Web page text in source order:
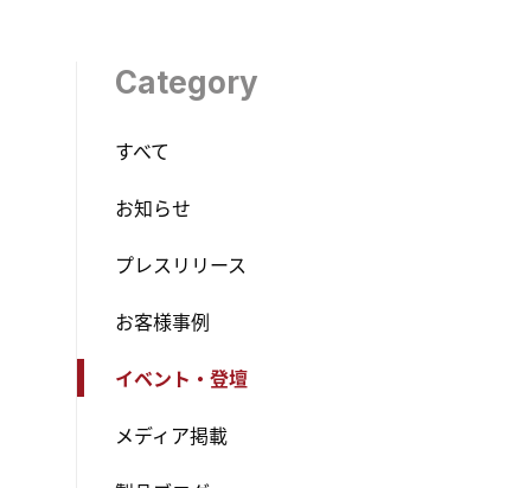
Category
すべて
お知らせ
プレスリリース
お客様事例
イベント・登壇
メディア掲載